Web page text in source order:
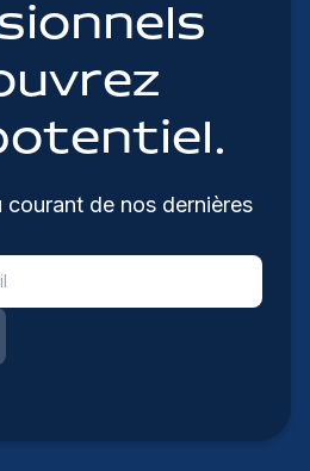
courant de nos dernières